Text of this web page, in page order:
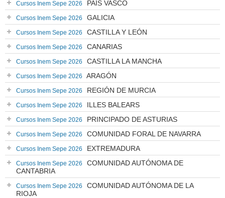
Cursos Inem Sepe 2026 PAÍS VASCO
Cursos Inem Sepe 2026 GALICIA
Cursos Inem Sepe 2026 CASTILLA Y LEÓN
Cursos Inem Sepe 2026 CANARIAS
Cursos Inem Sepe 2026 CASTILLA LA MANCHA
Cursos Inem Sepe 2026 ARAGÓN
Cursos Inem Sepe 2026 REGIÓN DE MURCIA
Cursos Inem Sepe 2026 ILLES BALEARS
Cursos Inem Sepe 2026 PRINCIPADO DE ASTURIAS
Cursos Inem Sepe 2026 COMUNIDAD FORAL DE NAVARRA
Cursos Inem Sepe 2026 EXTREMADURA
Cursos Inem Sepe 2026
COMUNIDAD AUTÓNOMA DE
CANTABRIA
Cursos Inem Sepe 2026
COMUNIDAD AUTÓNOMA DE LA
RIOJA